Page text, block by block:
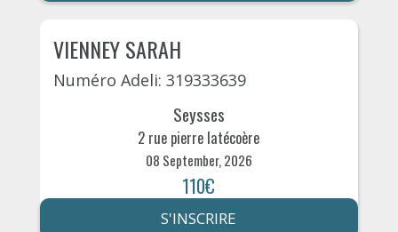
VIENNEY SARAH
Numéro Adeli: 319333639
Seysses
2 rue pierre latécoère
08 September, 2026
110€
S'INSCRIRE